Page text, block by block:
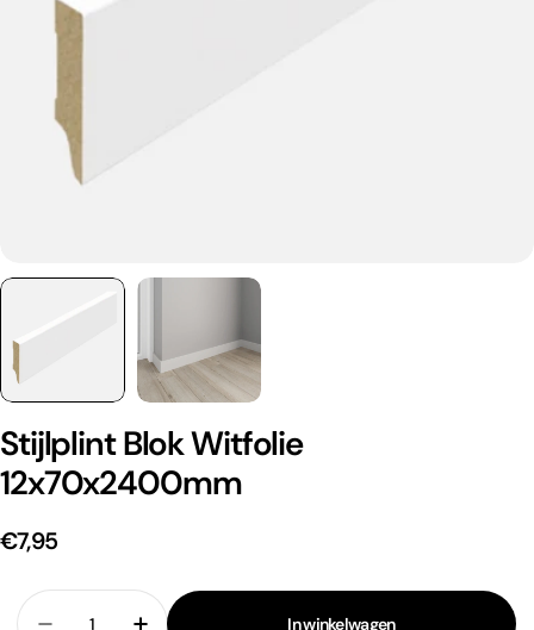
Stijlplint Blok Witfolie
12x70x2400mm
€7,95
Aantal
In winkelwagen